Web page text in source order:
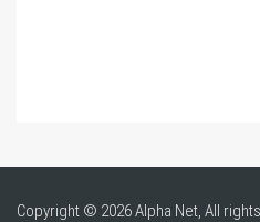
Copyright © 2026 Alpha Net, All